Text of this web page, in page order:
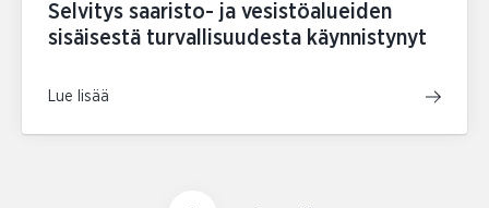
Selvitys saaristo- ja vesistöalueiden
sisäisestä turvallisuudesta käynnistynyt
Lue lisää